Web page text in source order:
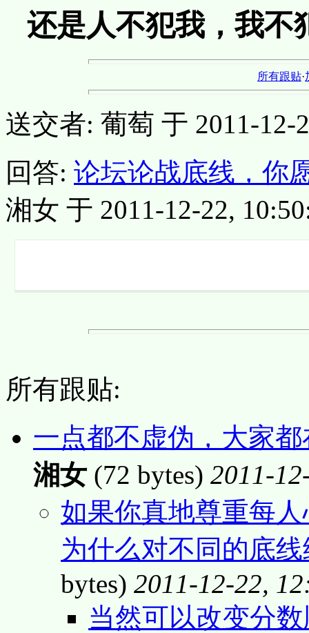
还是人不犯我，我不
所有跟贴·
送交者: 葡萄 于 2011-12-
回答: 论坛论战底线，你
湘女 于 2011-12-22,
所有跟贴:
一点都不虚伪，大家
湘女 (72 bytes) 2011-
如果你真地尊重每
为什么对不同的底
bytes) 2011-12-22,
当然可以改变分